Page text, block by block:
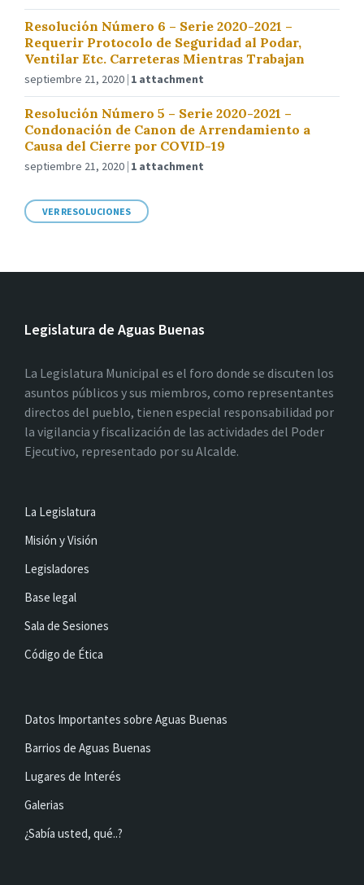
Resolución Número 6 – Serie 2020-2021 –
Requerir Protocolo de Seguridad al Podar,
Ventilar Etc. Carreteras Mientras Trabajan
septiembre 21, 2020 1 attachment
Resolución Número 5 – Serie 2020-2021 –
Condonación de Canon de Arrendamiento a
Causa del Cierre por COVID-19
septiembre 21, 2020 1 attachment
VER RESOLUCIONES
Legislatura de Aguas Buenas
La Legislatura Municipal es el foro donde se discuten los
asuntos públicos y sus miembros, como representantes
directos del pueblo, tienen especial responsabilidad por
la vigilancia y fiscalización de las actividades del Poder
Ejecutivo, representado por su Alcalde.
La Legislatura
Misión y Visión
Legisladores
Base legal
Sala de Sesiones
Código de Ética
Datos Importantes sobre Aguas Buenas
Barrios de Aguas Buenas
Lugares de Interés
Galerias
¿Sabía usted, qué..?